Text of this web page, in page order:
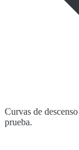
Curvas de
prueba.